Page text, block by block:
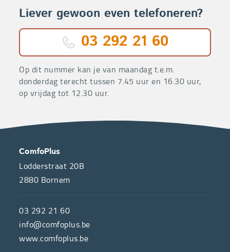
Liever gewoon even telefoneren?
03 292 21 60
Op dit nummer kan je van maandag t.e.m.
donderdag terecht tussen 7.45 uur en 16.30 uur,
op vrijdag tot 12.30 uur.
OVER
ONS
de
hulpmiddelenwinkel
van
CONTACT
ComfoPlus
Lodderstraat 20B
2880 Bornem
03 292 21 60
info@comfoplus.be
www.comfoplus.be